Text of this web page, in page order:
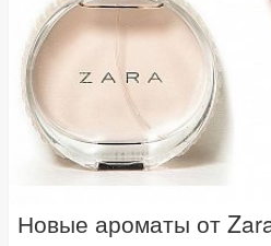
Новые ароматы от